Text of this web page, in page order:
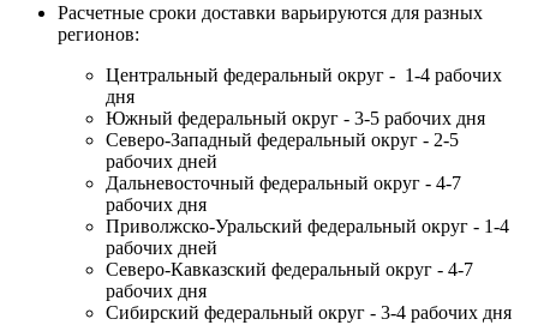
Расчетные сроки доставки варьируются для разных
регионов:
Центральный федеральный округ - 1-4 рабочих
дня
Южный федеральный округ - 3-5 рабочих дня
Северо-Западный федеральный округ - 2-5
рабочих дней
Дальневосточный федеральный округ - 4-7
рабочих дня
Приволжско-Уральский федеральный округ - 1-4
рабочих дней
Северо-Кавказский федеральный округ - 4-7
рабочих дня
Сибирский федеральный округ - 3-4 рабочих дня